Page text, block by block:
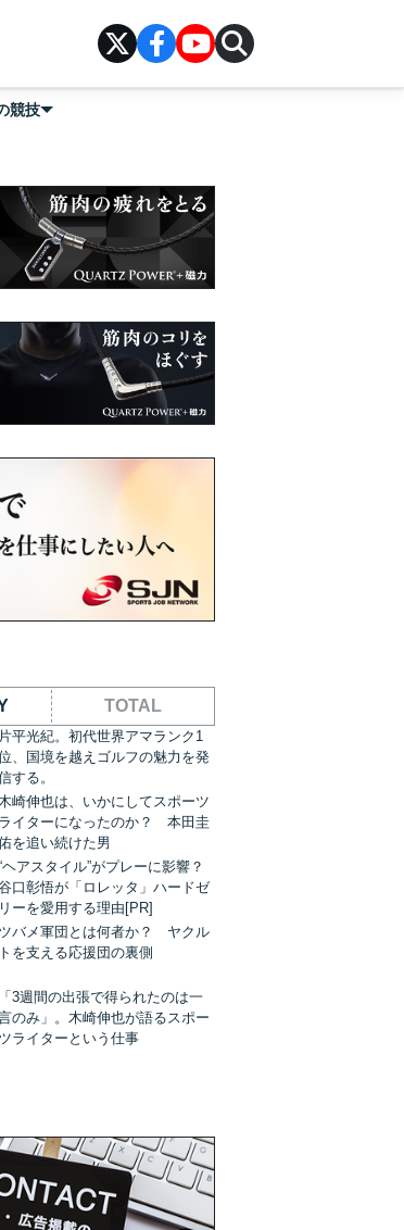
競技
TOTAL
片平光紀。初代世界アマランク1
、国境を越えゴルフの魅力を発
する。
崎伸也は、いかにしてスポーツ
ライターになったのか？ 本田圭
を追い続けた男
ヘアスタイル”がプレーに影響？
口彰悟が「ロレッタ」ハードゼ
リーを愛用する理由[PR]
ツバメ軍団とは何者か？ ヤクル
トを支える応援団の裏側
「3週間の出張で得られたのは一
のみ」。木崎伸也が語るスポー
ツライターという仕事